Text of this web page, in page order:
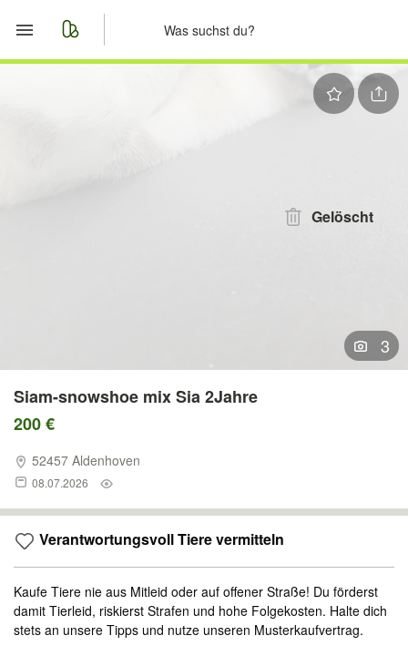
Gelöscht
3
Siam-snowshoe mix Sia 2Jahre
200 €
52457 Aldenhoven
08.07.2026
Verantwortungsvoll Tiere vermitteln
Kaufe Tiere nie aus Mitleid oder auf offener Straße! Du förderst
damit Tierleid, riskierst Strafen und hohe Folgekosten. Halte dich
stets an unsere Tipps und nutze unseren Musterkaufvertrag.